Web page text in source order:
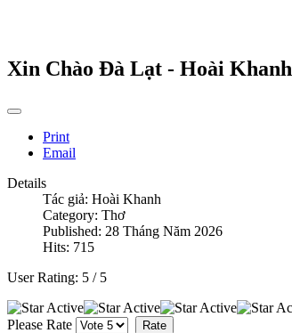
Xin Chào Đà Lạt - Hoài Khanh
Print
Email
Details
Tác giả: Hoài Khanh
Category: Thơ
Published: 28 Tháng Năm 2026
Hits: 715
User Rating: 5 / 5
Please Rate